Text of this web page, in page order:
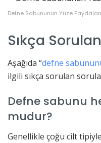
Defne Sabununun Yüze
Sıkça
Aşağıda “defne
ilgili sıkça sorulan
Defne sabunu
mudur?
Genellikle çoğu cilt